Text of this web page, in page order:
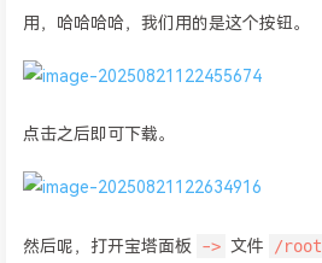
用，哈哈哈哈，我们用的是这个按钮。
点击之后即可下载。
然后呢，打开宝塔面板 -> 文件 /root